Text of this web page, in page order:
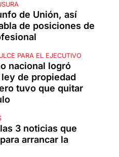
de Unión, así
de posiciones de
PARA EL EJECUTIVO
nacional logró
de propiedad
tuvo que quitar
3 noticias que
arrancar la